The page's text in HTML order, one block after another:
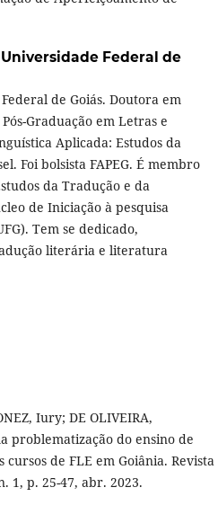
Universidade Federal de
de Goiás. Doutora em
Graduação em Letras e
Aplicada: Estudos da
Foi bolsista FAPEG. É membro
da Tradução e da
de Iniciação à pesquisa
Tem se dedicado,
literária e literatura
Iury; DE OLIVEIRA,
problematização do ensino de
de FLE em Goiânia. Revista
1, p. 25-47, abr. 2023.